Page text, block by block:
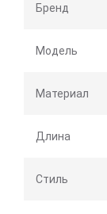
Бренд
Модель
Материал
Длина
Стиль